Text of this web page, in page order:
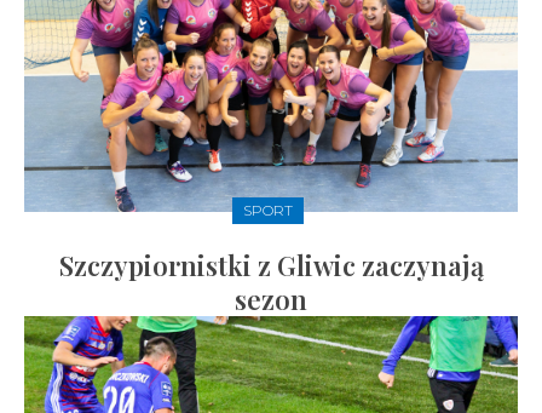
SPORT
Szczypiornistki z Gliwic zaczynają
sezon